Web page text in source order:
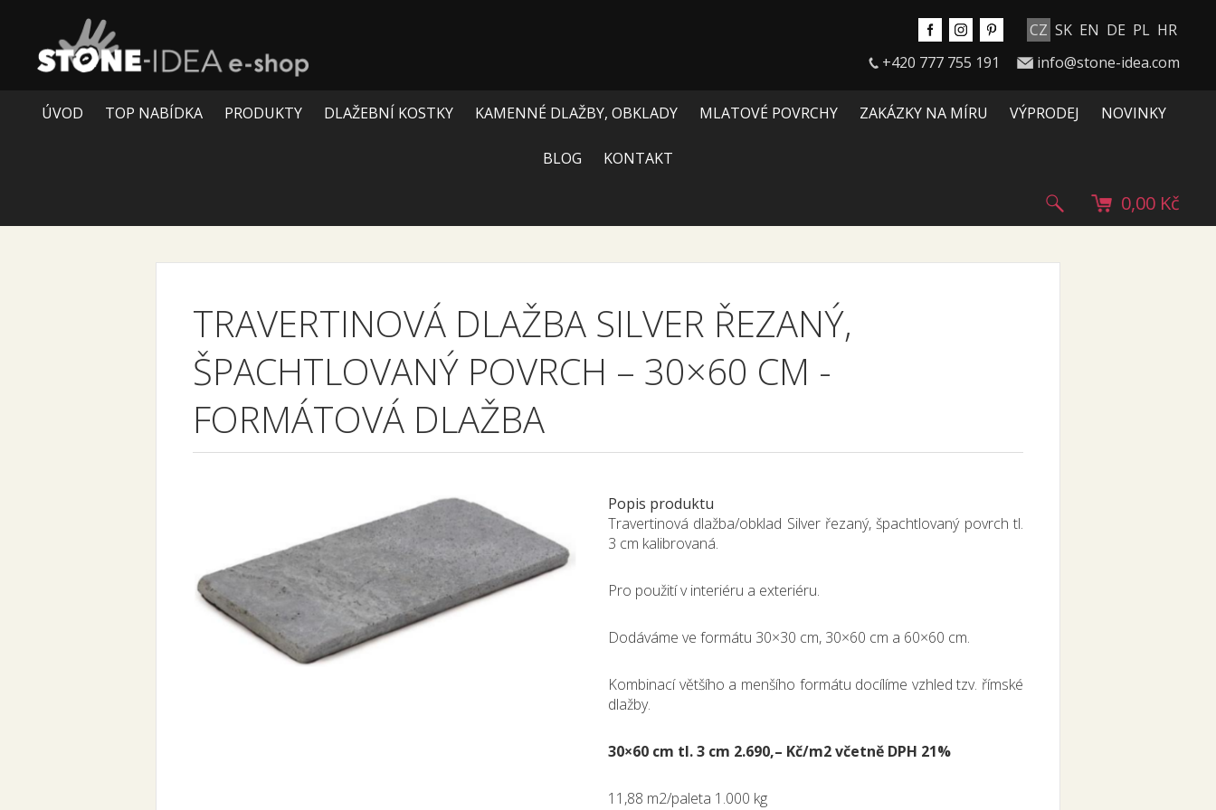
CZ SK EN DE PL HR
+420 777 755 191
info@stone-idea.com
ÚVOD TOP NABÍDKA PRODUKTY DLAŽEBNÍ KOSTKY KAMENNÉ DLAŽBY, OBKLADY MLATOVÉ POVRCHY ZAKÁZKY NA MÍRU VÝPRODEJ NOVINKY
BLOG KONTAKT
0,00 Kč
TRAVERTINOVÁ DLAŽBA SILVER ŘEZANÝ,
ŠPACHTLOVANÝ POVRCH – 30×60 CM -
FORMÁTOVÁ DLAŽBA
Popis produktu
Travertinová dlažba/obklad Silver řezaný, špachtlovaný povrch tl.
3 cm kalibrovaná.
Pro použití v interiéru a exteriéru.
Dodáváme ve formátu 30×30 cm, 30×60 cm a 60×60 cm.
Kombinací většího a menšího formátu docílíme vzhled tzv. římské
dlažby.
30×60 cm tl. 3 cm 2.690,– Kč/m2 včetně DPH 21%
11,88 m2/paleta 1.000 kg